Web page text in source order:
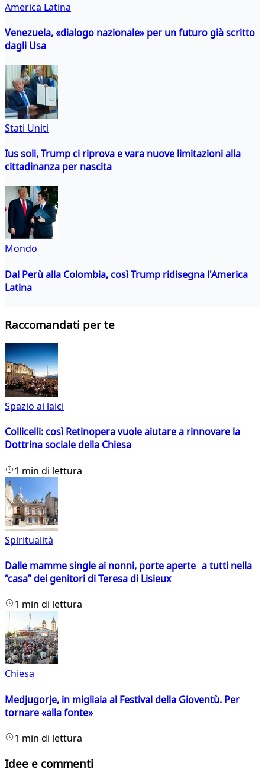
America Latina
Venezuela, «dialogo nazionale» per un futuro già scritto
dagli Usa
Stati Uniti
Ius soli, Trump ci riprova e vara nuove limitazioni alla
cittadinanza per nascita
Mondo
Dal Perù alla Colombia, così Trump ridisegna l'America
Latina
Raccomandati per te
Spazio ai laici
Collicelli: così Retinopera vuole aiutare a rinnovare la
Dottrina sociale della Chiesa
1 min di lettura
Spiritualità
Dalle mamme single ai nonni, porte aperte a tutti nella
“casa” dei genitori di Teresa di Lisieux
1 min di lettura
Chiesa
Medjugorje, in migliaia al Festival della Gioventù. Per
tornare «alla fonte»
1 min di lettura
Idee e commenti